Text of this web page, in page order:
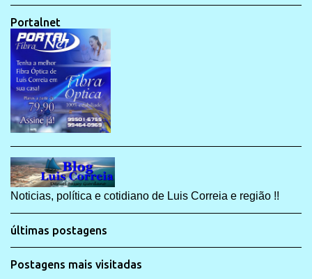
Portalnet
Noticias, política e cotidiano de Luis Correia e região !!
últimas postagens
Postagens mais visitadas